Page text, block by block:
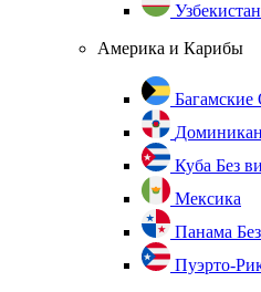
Узбекистан
Америка и Карибы
Багамские
Куба Без
Мексика
Панама
Пуэрто-